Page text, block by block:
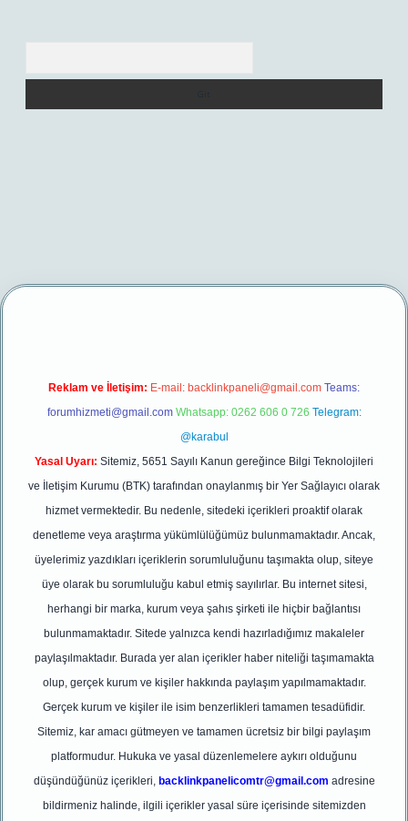
betexper yeni giriş
Reklam ve İletişim: E-mail: backlinkpaneli@gmail.com Teams:
forumhizmeti@gmail.com Whatsapp: 0262 606 0 726 Telegram:
@karabul
Yasal Uyarı: Sitemiz, 5651 Sayılı Kanun gereğince Bilgi Teknolojileri
ve İletişim Kurumu (BTK) tarafından onaylanmış bir Yer Sağlayıcı olarak
hizmet vermektedir. Bu nedenle, sitedeki içerikleri proaktif olarak
denetleme veya araştırma yükümlülüğümüz bulunmamaktadır. Ancak,
üyelerimiz yazdıkları içeriklerin sorumluluğunu taşımakta olup, siteye
üye olarak bu sorumluluğu kabul etmiş sayılırlar. Bu internet sitesi,
herhangi bir marka, kurum veya şahıs şirketi ile hiçbir bağlantısı
bulunmamaktadır. Sitede yalnızca kendi hazırladığımız makaleler
paylaşılmaktadır. Burada yer alan içerikler haber niteliği taşımamakta
olup, gerçek kurum ve kişiler hakkında paylaşım yapılmamaktadır.
Gerçek kurum ve kişiler ile isim benzerlikleri tamamen tesadüfidir.
Sitemiz, kar amacı gütmeyen ve tamamen ücretsiz bir bilgi paylaşım
platformudur. Hukuka ve yasal düzenlemelere aykırı olduğunu
düşündüğünüz içerikleri, backlinkpanelicomtr@gmail.com adresine
bildirmeniz halinde, ilgili içerikler yasal süre içerisinde sitemizden